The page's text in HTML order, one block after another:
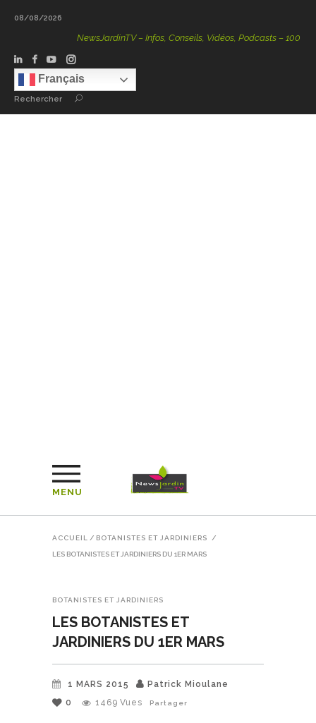
08/08/2026
NewsJardinTV – Infos, Conseils, Vidéos, Podcasts – 100 %
Français
Rechercher
MENU
ACCUEIL / BOTANISTES ET JARDINIERS /
LES BOTANISTES ET JARDINIERS DU 1ER MARS
BOTANISTES ET JARDINIERS
LES BOTANISTES ET
JARDINIERS DU 1ER MARS
1 MARS 2015
Patrick Mioulane
0
1469 Vues Partager